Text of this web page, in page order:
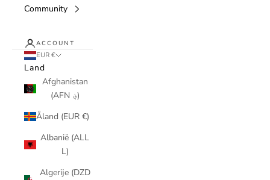
Community
ACCOUNT
EUR €
Land
Afghanistan
(AFN ؋)
Åland (EUR €)
Albanië (ALL
L)
Algerije (DZD